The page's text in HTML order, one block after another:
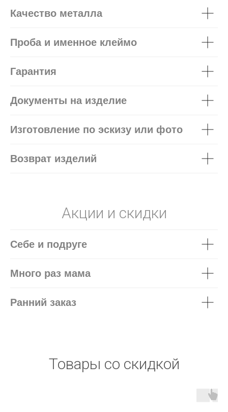
Качество металла
Проба и именное клеймо
Гарантия
Документы на изделие
Изготовление по эскизу или фото
Возврат изделий
Акции и скидки
Себе и подруге
Много раз мама
Ранний заказ
Товары со скидкой